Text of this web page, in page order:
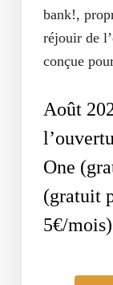
bank!,
réjouir de
conçue
Août
One
(gratuit
5€/mois)